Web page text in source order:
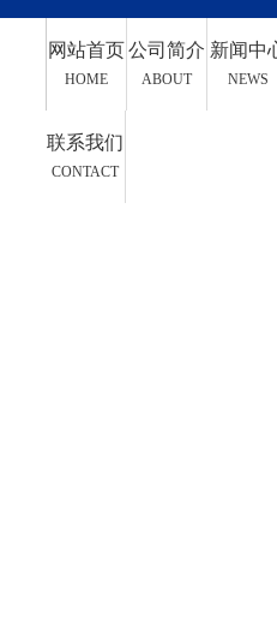
网站首页
HOME
公司简介
ABOUT
新闻中
NEWS
联系我们
CONTACT